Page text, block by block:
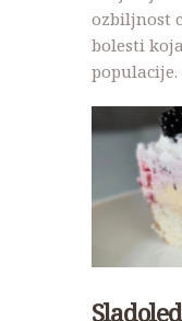
ozbiljnost
bolesti